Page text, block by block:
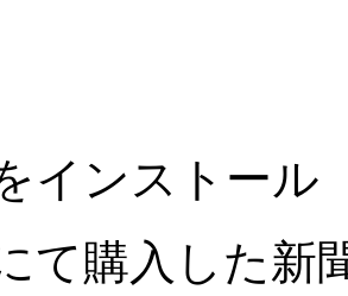
インストール
て購入した新